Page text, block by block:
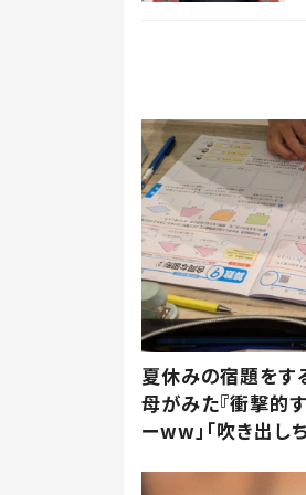
夏休みの宿題をす
母がみた『衝撃的
ーww」「吹き出し